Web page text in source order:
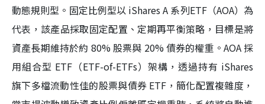
動態規則型。固定比例型以 iShares A 系列ETF（AOA）為
代表，該產品採取固定配置、定期再平衡策略，目標是將
資產長期維持於約 80% 股票與 20% 債券的權重。AOA 採
用組合型 ETF（ETF-of-ETFs）架構，透過持有 iShares
旗下多檔流動性佳的股票與債券 ETF，簡化配置複雜度，